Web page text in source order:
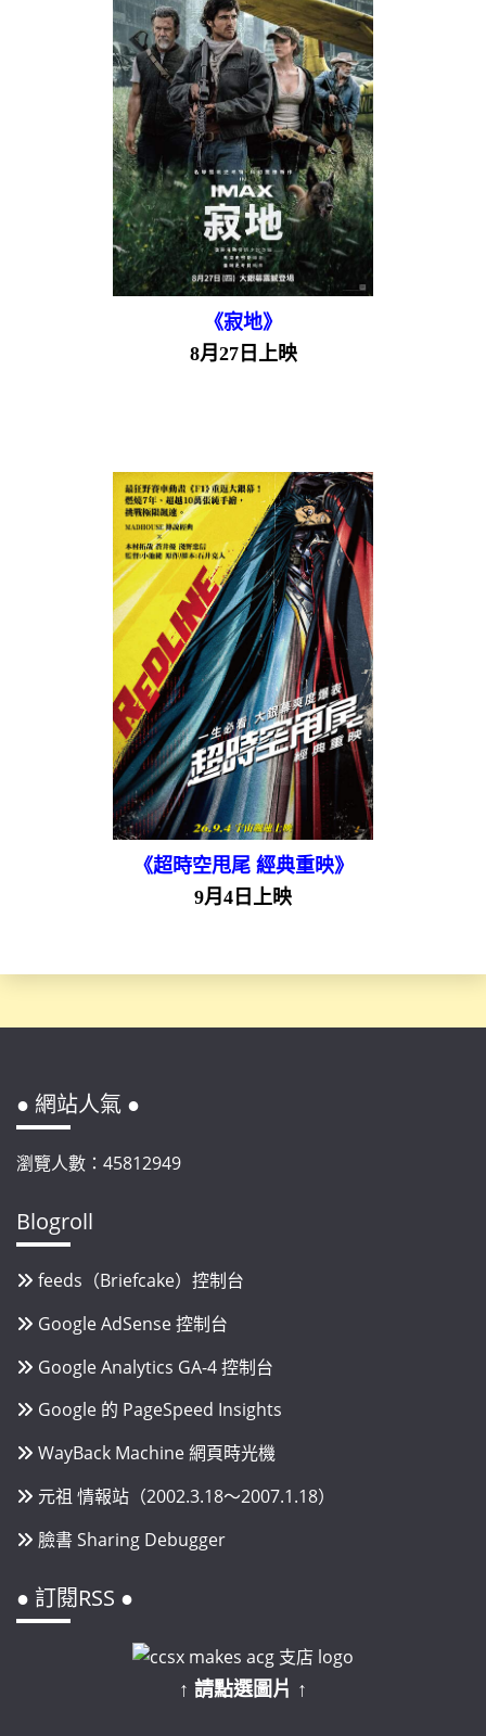
《寂地》
8月27日上映
《超時空甩尾 經典重映》
9月4日上映
● 網站人氣 ●
瀏覽人數：45812949
Blogroll
feeds（Briefcake）控制台
Google AdSense 控制台
Google Analytics GA-4 控制台
Google 的 PageSpeed Insights
WayBack Machine 網頁時光機
元祖 情報站（2002.3.18～2007.1.18）
臉書 Sharing Debugger
● 訂閱RSS ●
↑ 請點選圖片 ↑